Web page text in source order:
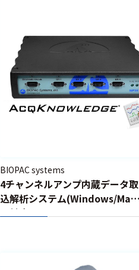
BIOPAC systems
4チャンネルアンプ内蔵データ取
込解析システム(Windows/Mac
両対応)